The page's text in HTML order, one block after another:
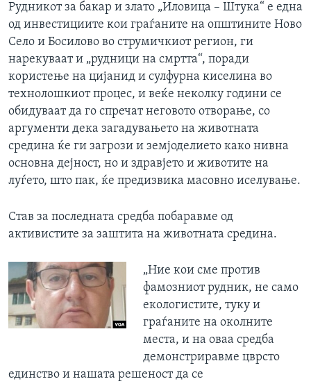
Рудникот за бакар и злато „Иловица – Штука“ е една
од инвестициите кои граѓаните на општините Ново
Село и Босилово во струмичкиот регион, ги
нарекуваат и „рудници на смртта“, поради
користење на цијанид и сулфурна киселина во
технолошкиот процес, и веќе неколку години се
обидуваат да го спречат неговото отворање, со
аргументи дека загадувањето на животната
средина ќе ги загрози и земјоделието како нивна
основна дејност, но и здравјето и животите на
луѓето, што пак, ќе предизвика масовно иселување.
Став за последната средба побаравме од
активистите за заштита на животната средина.
„Ние кои сме против
фамозниот рудник, не само
екологистите, туку и
граѓаните на околните
места, и на оваа средба
демонстриравме цврсто
единство и нашата решеност да се